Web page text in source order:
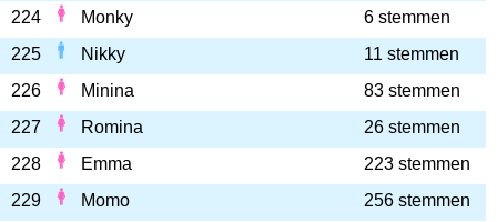
224
Monky
6 stemmen
225
Nikky
11 stemmen
226
Minina
83 stemmen
227
Romina
26 stemmen
228
Emma
223 stemmen
229
Momo
256 stemmen